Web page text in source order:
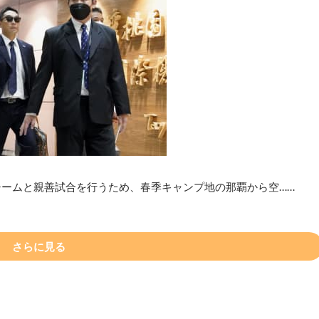
ムと親善試合を行うため、春季キャンプ地の那覇から空……
さらに見る